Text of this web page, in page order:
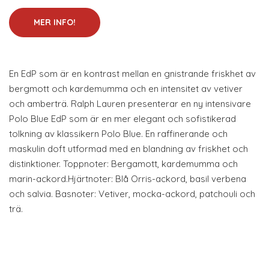
MER INFO!
En EdP som är en kontrast mellan en gnistrande friskhet av
bergmott och kardemumma och en intensitet av vetiver
och amberträ. Ralph Lauren presenterar en ny intensivare
Polo Blue EdP som är en mer elegant och sofistikerad
tolkning av klassikern Polo Blue. En raffinerande och
maskulin doft utformad med en blandning av friskhet och
distinktioner. Toppnoter: Bergamott, kardemumma och
marin-ackord.Hjärtnoter: Blå Orris-ackord, basil verbena
och salvia. Basnoter: Vetiver, mocka-ackord, patchouli och
trä.